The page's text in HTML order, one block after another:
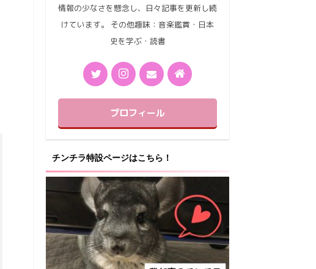
情報の少なさを懸念し、日々記事を更新し続
けています。 その他趣味：音楽鑑賞・日本
史を学ぶ・読書
プロフィール
チンチラ特設ページはこちら！